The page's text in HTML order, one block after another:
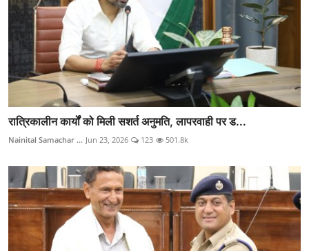
रात्रिकालीन कार्यों को मिली सशर्त अनुमति, लापरवाही पर ड...
Nainital Samachar ... Jun 23, 2026 123 501.8k